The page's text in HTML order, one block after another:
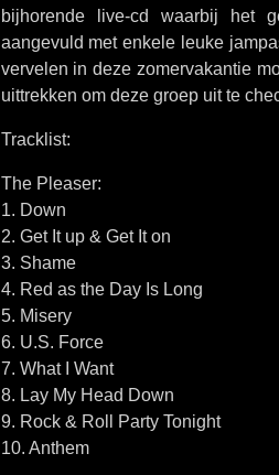
bijhorende live-cd waarbij het
aangevuld met enkele leuke
vervelen in deze zomervakantie
uittrekken om deze groep uit te
Tracklist:
The Pleaser:
1. Down
2. Get It up & Get It on
3. Shame
4. Red as the Day Is Long
5. Misery
6. U.S. Force
7. What I Want
8. Lay My Head Down
9. Rock & Roll Party Tonight
10. Anthem